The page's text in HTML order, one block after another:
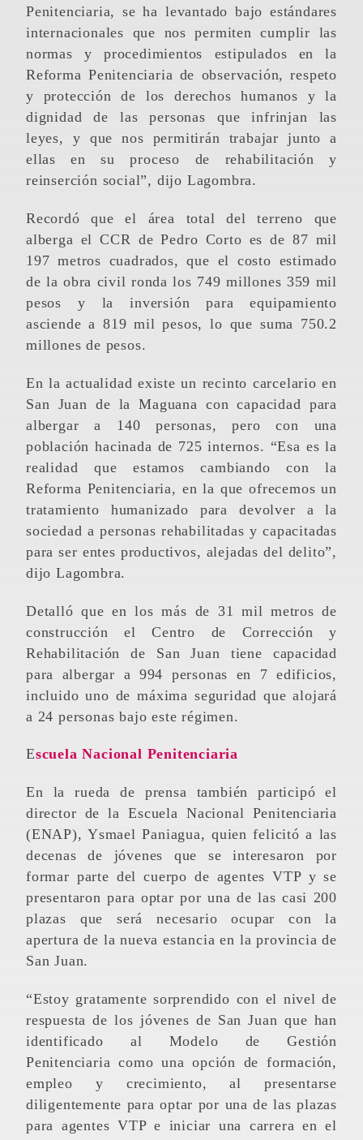
Penitenciaria, se ha levantado bajo estándares
internacionales que nos permiten cumplir las
normas y procedimientos estipulados en la
Reforma Penitenciaria de observación, respeto
y protección de los derechos humanos y la
dignidad de las personas que infrinjan las
leyes, y que nos permitirán trabajar junto a
ellas en su proceso de rehabilitación y
reinserción social”, dijo Lagombra.
Recordó que el área total del terreno que
alberga el CCR de Pedro Corto es de 87 mil
197 metros cuadrados, que el costo estimado
de la obra civil ronda los 749 millones 359 mil
pesos y la inversión para equipamiento
asciende a 819 mil pesos, lo que suma 750.2
millones de pesos.
En la actualidad existe un recinto carcelario en
San Juan de la Maguana con capacidad para
albergar a 140 personas, pero con una
población hacinada de 725 internos. “Esa es la
realidad que estamos cambiando con la
Reforma Penitenciaria, en la que ofrecemos un
tratamiento humanizado para devolver a la
sociedad a personas rehabilitadas y capacitadas
para ser entes productivos, alejadas del delito”,
dijo Lagombra.
Detalló que en los más de 31 mil metros de
construcción el Centro de Corrección y
Rehabilitación de San Juan tiene capacidad
para albergar a 994 personas en 7 edificios,
incluido uno de máxima seguridad que alojará
a 24 personas bajo este régimen.
Escuela Nacional Penitenciaria
En la rueda de prensa también participó el
director de la Escuela Nacional Penitenciaria
(ENAP), Ysmael Paniagua, quien felicitó a las
decenas de jóvenes que se interesaron por
formar parte del cuerpo de agentes VTP y se
presentaron para optar por una de las casi 200
plazas que será necesario ocupar con la
apertura de la nueva estancia en la provincia de
San Juan.
“Estoy gratamente sorprendido con el nivel de
respuesta de los jóvenes de San Juan que han
identificado al Modelo de Gestión
Penitenciaria como una opción de formación,
empleo y crecimiento, al presentarse
diligentemente para optar por una de las plazas
para agentes VTP e iniciar una carrera en el